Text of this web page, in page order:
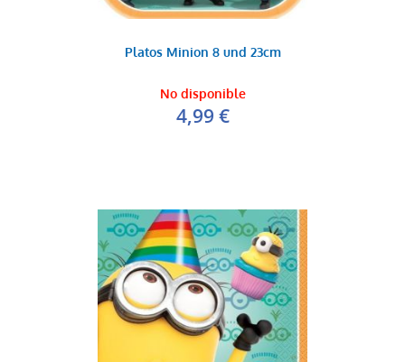
Platos Minion 8 und 23cm
No disponible
4,99 €